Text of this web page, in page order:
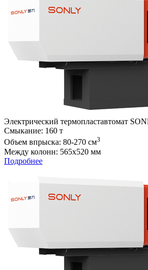
Электрический термопластавтомат
Cмыкание: 160 т
Объем впрыска: 80-270 см3
Между колонн: 565х520 мм
Подробнее